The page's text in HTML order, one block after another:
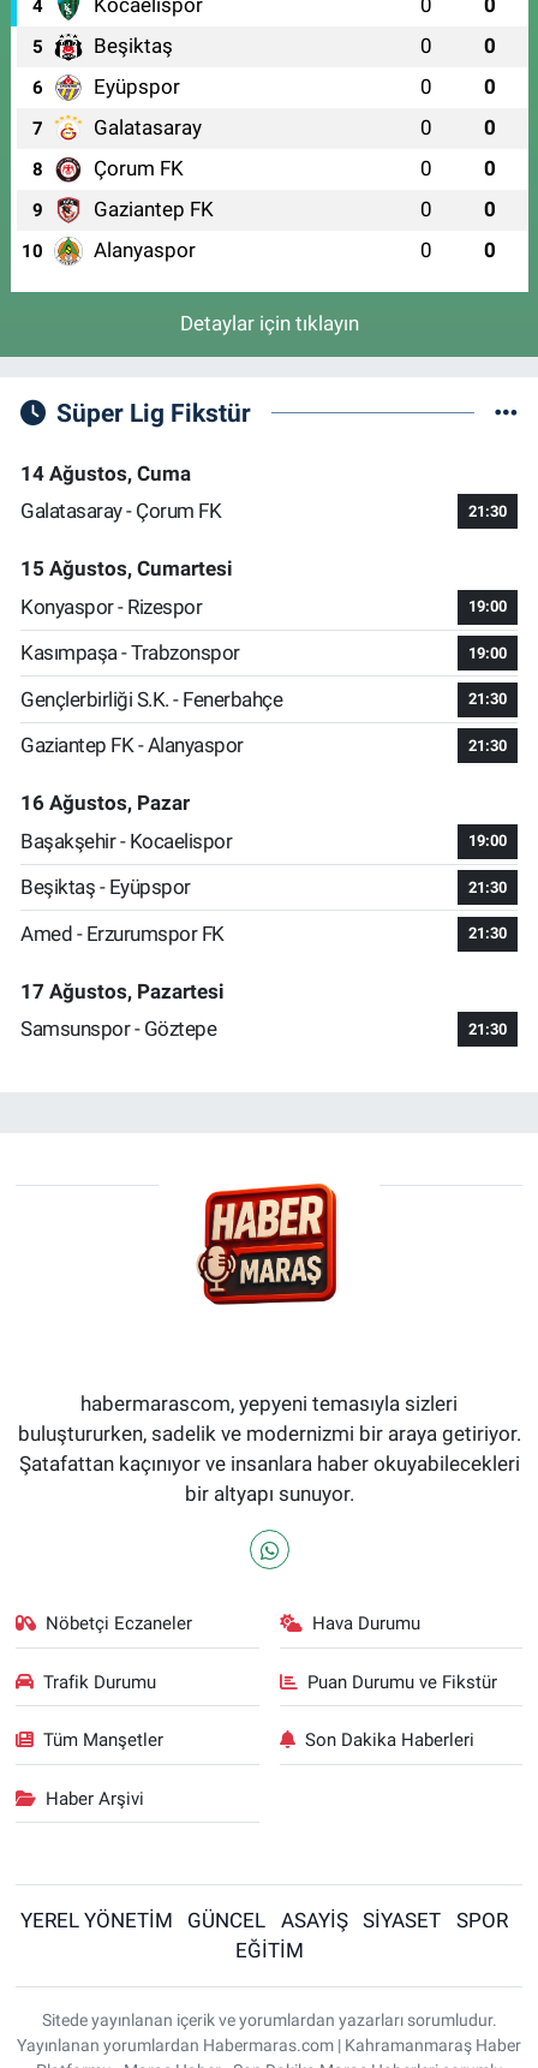
4
5 Beşiktaş 0 0
6 Eyüpspor 0 0
7 Galatasaray 0 0
8 Çorum FK 0 0
9 Gaziantep FK 0 0
10 Alanyaspor 0 0
Detaylar için tıklayın
Süper Lig Fikstür
14 Ağustos, Cuma
Galatasaray - Çorum FK
21:30
15 Ağustos, Cumartesi
Konyaspor - Rizespor
19:00
Kasımpaşa - Trabzonspor 19:00
Gençlerbirliği S.K. - Fenerbahçe 21:30
Gaziantep FK - Alanyaspor 21:30
16 Ağustos, Pazar
Başakşehir - Kocaelispor
19:00
Beşiktaş - Eyüpspor 21:30
Amed - Erzurumspor FK 21:30
17 Ağustos, Pazartesi
Samsunspor - Göztepe
21:30
habermarascom, yepyeni temasıyla sizleri
buluştururken, sadelik ve modernizmi bir araya getiriyor.
Şatafattan kaçınıyor ve insanlara haber okuyabilecekleri
bir altyapı sunuyor.
Nöbetçi Eczaneler Hava Durumu
Trafik Durumu Puan Durumu ve Fikstür
Tüm Manşetler Son Dakika Haberleri
Haber Arşivi
YEREL YÖNETİM GÜNCEL ASAYİŞ SİYASET
SPOR
EĞİTİM
Sitede yayınlanan içerik ve yorumlardan yazarları sorumludur.
Yayınlanan yorumlardan Habermaras.com | Kahramanmaraş Haber